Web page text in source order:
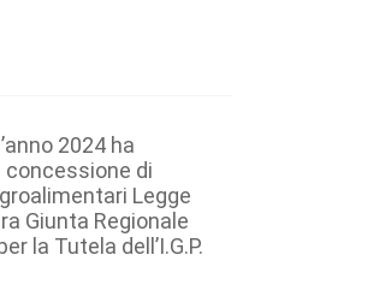
2024 ha
concessione di
Legge
Giunta Regionale
la Tutela dell’I.G.P.